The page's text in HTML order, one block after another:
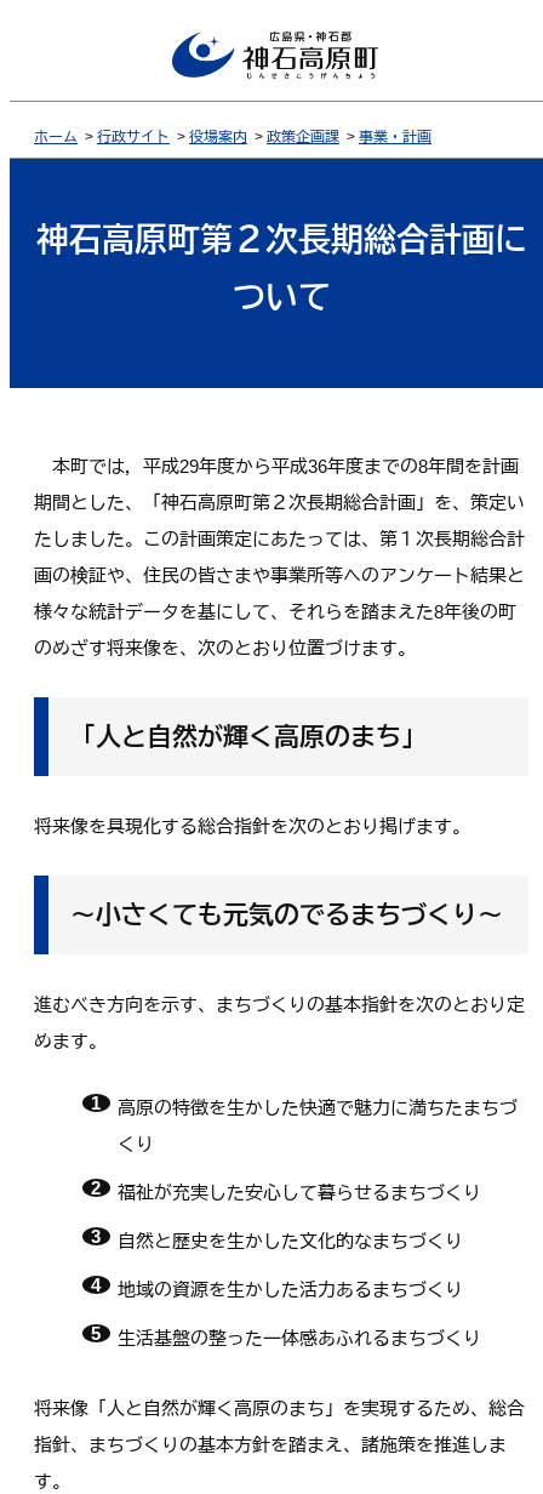
ホーム > 行政サイト > 役場案内 > 政策企画課 > 事業・計画
神石高原町第２次長期総合計画に
ついて
本町では，平成29年度から平成36年度までの8年間を計画
期間とした、「神石高原町第２次長期総合計画」を、策定い
たしました。この計画策定にあたっては、第１次長期総合計
画の検証や、住民の皆さまや事業所等へのアンケート結果と
様々な統計データを基にして、それらを踏まえた8年後の町
のめざす将来像を、次のとおり位置づけます。
「人と自然が輝く高原のまち」
将来像を具現化する総合指針を次のとおり掲げます。
～小さくても元気のでるまちづくり～
進むべき方向を示す、まちづくりの基本指針を次のとおり定
めます。
高原の特徴を生かした快適で魅力に満ちたまちづ
くり
福祉が充実した安心して暮らせるまちづくり
自然と歴史を生かした文化的なまちづくり
地域の資源を生かした活力あるまちづくり
生活基盤の整った一体感あふれるまちづくり
将来像「人と自然が輝く高原のまち」を実現するため、総合
指針、まちづくりの基本方針を踏まえ、諸施策を推進しま
す。